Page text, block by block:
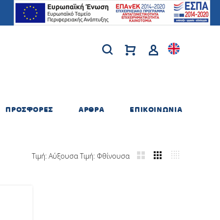
ΠΡΟΣΦΟΡΕΣ ΑΡΘΡΑ ΕΠΙΚΟΙΝΩΝΙΑ
Τιμή: Αύξουσα Τιμή: Φθίνουσα